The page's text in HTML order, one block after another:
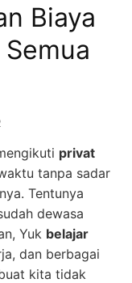
Biaya
privat
tanpa sadar
Tentunya
dewasa
Yuk belajar
dan berbagai
kita tidak